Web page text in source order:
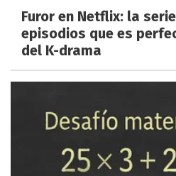
Furor en Netflix: la
episodios que es
del K-drama